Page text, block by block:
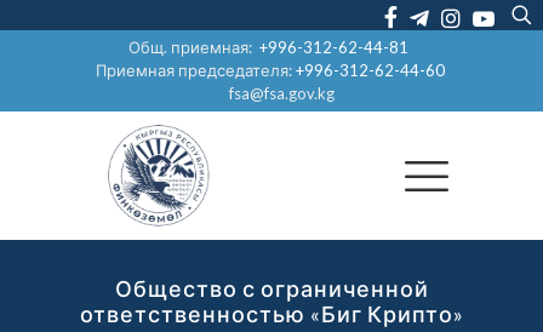
Общ. приемная:+996-312-62-44-81
Приемная председателя:+996-312-62-44-60
fsa@fsa.gov.kg
Общество с ограниченной
ответственностью «Биг Крипто»